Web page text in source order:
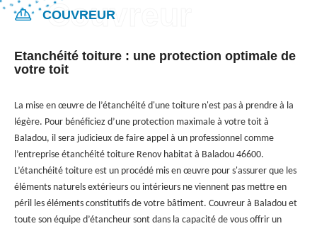
COUVREUR
Etanchéité toiture : une protection optimale de
votre toit
La mise en œuvre de l’étanchéité d'une toiture n'est pas à prendre à la
légère. Pour bénéficiez d’une protection maximale à votre toit à
Baladou, il sera judicieux de faire appel à un professionnel comme
l’entreprise étanchéité toiture Renov habitat à Baladou 46600.
L’étanchéité toiture est un procédé mis en œuvre pour s'assurer que les
éléments naturels extérieurs ou intérieurs ne viennent pas mettre en
péril les éléments constitutifs de votre bâtiment. Couvreur à Baladou et
toute son équipe d’étancheur sont dans la capacité de vous offrir un